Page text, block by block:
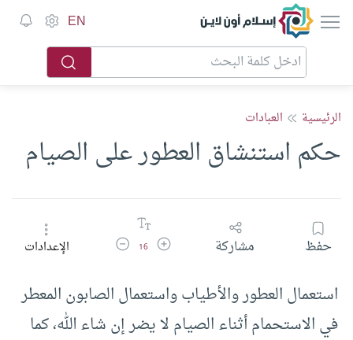
إسلام أون لاين EN
الرئيسية العبادات
حكم استنشاق العطور على الصيام
حفظ مشاركة زيادة حجم الخط
16 تقليل حجم الخطالإعدادات
استعمال العطور والأطياب واستعمال الصابون المعطر
في الاستحمام أثناء الصيام لا يضر إن شاء الله، كما